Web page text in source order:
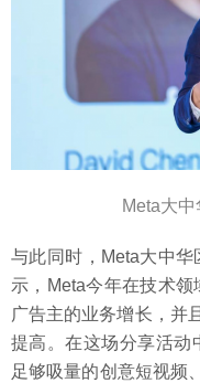
Meta大
与此同时，Meta大中
示，Meta今年在技术
广告主的业务增长，并
提高。在这场分享活动
足够吸量的创意短视频